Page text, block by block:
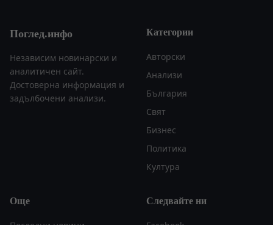
Поглед.инфо
Независим новинарски и
аналитичен сайт.
Достоверна информация и
задълбочени анализи.
Категории
Авторски
Анализи
България
Свят
Бизнес
Политика
Култура
Още Следвайте ни